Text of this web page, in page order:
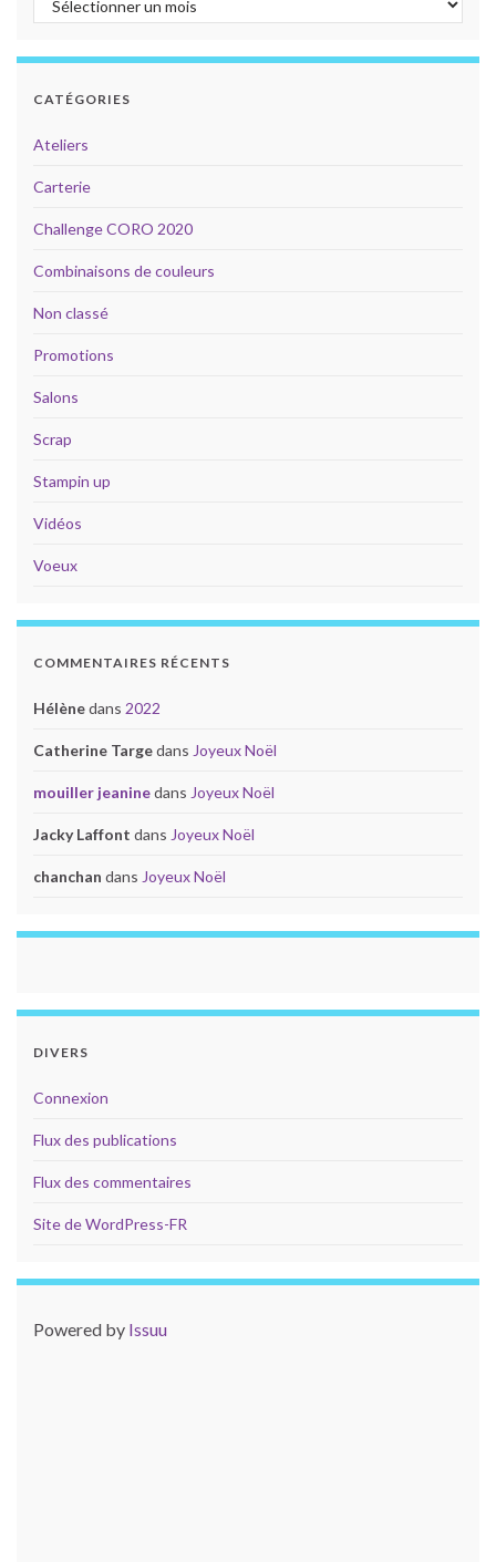
CATÉGORIES
Ateliers
Carterie
Challenge CORO 2020
Combinaisons de couleurs
Non classé
Promotions
Salons
Scrap
Stampin up
Vidéos
Voeux
COMMENTAIRES RÉCENTS
Hélènedans 2022
Catherine Targedans Joyeux Noël
mouiller jeaninedans Joyeux Noël
Jacky Laffont dans Joyeux Noël
chanchan dans Joyeux Noël
DIVERS
Connexion
Flux des publications
Flux des commentaires
Site de WordPress-FR
Powered by Issuu